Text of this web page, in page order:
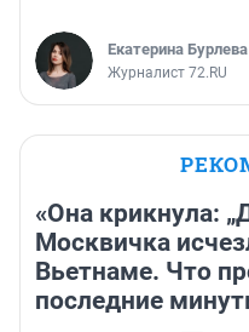
Екатерина Бурлева
Журналист 72.RU
«Она крикнула:
Москвичка
Вьетнаме. Что
последние